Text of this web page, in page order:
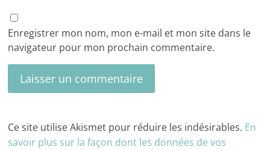
Enregistrer mon nom, mon e-mail et mon site dans le
navigateur pour mon prochain commentaire.
Ce site utilise Akismet pour réduire les indésirables. En
savoir plus sur la façon dont les données de vos